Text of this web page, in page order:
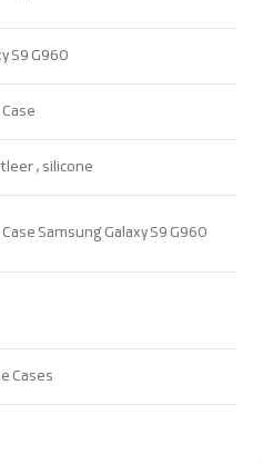
S9 G960
, silicone
Samsung Galaxy S9 G960
Cases